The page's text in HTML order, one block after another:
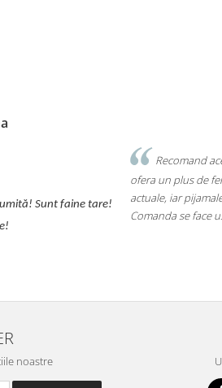
Sunt faine tare!
Recomand
ofera un plus de
actuale, iar
Comanda se face
noastre